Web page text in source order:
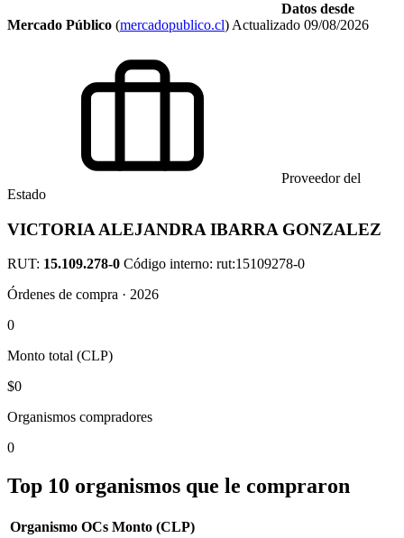
Datos desde
Mercado Público (mercadopublico.cl) Actualizado 09/08/2026
Proveedor del
Estado
VICTORIA ALEJANDRA IBARRA GONZALEZ
RUT: 15.109.278-0 Código interno: rut:15109278-0
Órdenes de compra · 2026
0
Monto total (CLP)
$0
Organismos compradores
0
Top 10 organismos que le compraron
Organismo OCs Monto (CLP)